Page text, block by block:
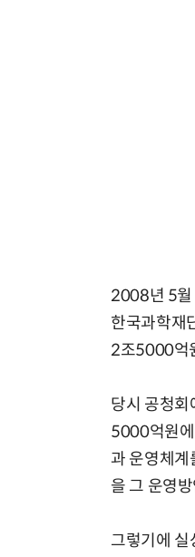
2008년 5월
한국과학재
2조5000억
당시 공청회
5000억원에
과 운영체계
을 그 운영
그렇기에 실